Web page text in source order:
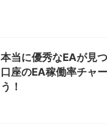
本当に優秀なEAが見
口座のEA稼働率チャ
う！